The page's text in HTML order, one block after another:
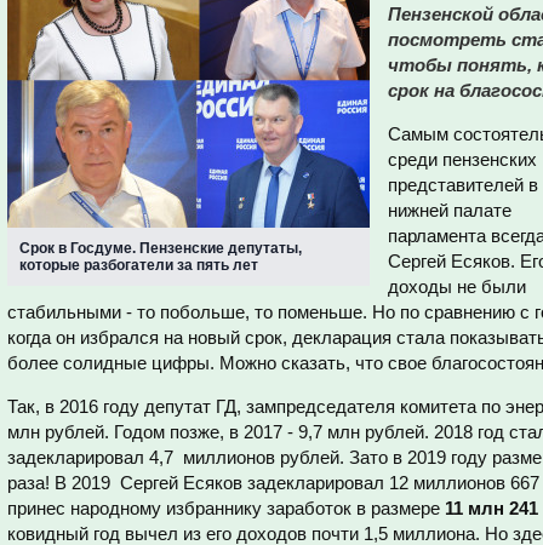
Срок в Госдуме. Пензенские депутаты,
которые разбогатели за пять лет
Пензенской
посмотреть
чтобы понять,
срок на
Самым
среди пензенских
представителей в
нижней палате
парламента
Сергей Есяков.
доходы не были
стабильными - то побольше, то поменьше. Но по сравнению с
когда он избрался на новый срок, декларация стала
более солидные цифры. Можно сказать, что свое
Так, в 2016 году депутат ГД, зампредседателя комитета по
млн рублей. Годом позже, в 2017 - 9,7 млн рублей. 2018 год
задекларировал 4,7 миллионов рублей. Зато в 2019 году
раза! В 2019 Сергей Есяков задекларировал 12 миллионов
принес народному избраннику заработок в размере 11 млн
ковидный год вычел из его доходов почти 1,5 миллиона. Но